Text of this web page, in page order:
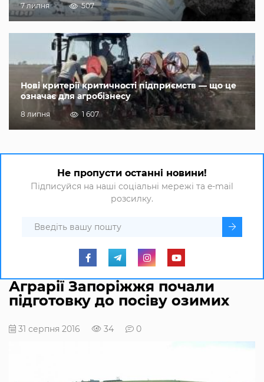
7 липня 507
Нові критерії критичності підприємств — що це
означає для агробізнесу
8 липня 1 607
Не пропусти останні новини!
Підписуйся на наші соціальні мережі та e-mail
розсилку.
Аграрії Запоріжжя почали
підготовку до посіву озимих
31 серпня 2016 34 0